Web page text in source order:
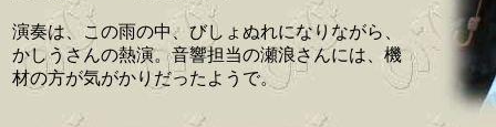
演奏は、この雨の中、びしょぬれになりながら、
かしうさんの熱演。音響担当の瀬浪さんには、機
材の方が気がかりだったようで。